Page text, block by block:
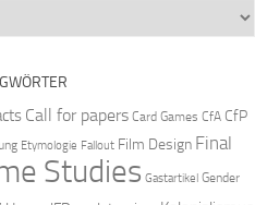
Call for papers Card Games CfA CfP
Etymologie Fallout Film Design Final
Studies Gastartikel Gender